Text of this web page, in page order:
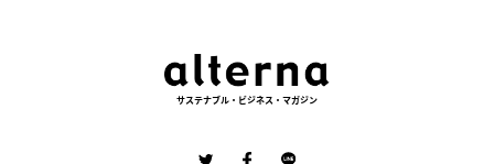
サステナブル・ビジネス・マガジン